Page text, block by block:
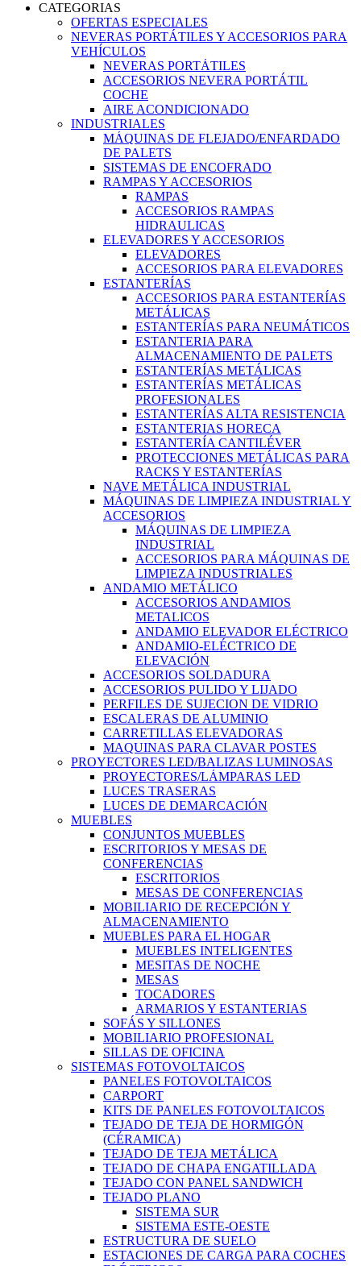
CATEGORIAS
OFERTAS ESPECIALES
NEVERAS PORTÁTILES Y ACCESORIOS PARA
VEHÍCULOS
NEVERAS PORTÁTILES
ACCESORIOS NEVERA PORTÁTIL
COCHE
AIRE ACONDICIONADO
INDUSTRIALES
MÁQUINAS DE FLEJADO/ENFARDADO
DE PALETS
SISTEMAS DE ENCOFRADO
RAMPAS Y ACCESORIOS
RAMPAS
ACCESORIOS RAMPAS
HIDRAULICAS
ELEVADORES Y ACCESORIOS
ELEVADORES
ACCESORIOS PARA ELEVADORES
ESTANTERÍAS
ACCESORIOS PARA ESTANTERÍAS
METÁLICAS
ESTANTERÍAS PARA NEUMÁTICOS
ESTANTERIA PARA
ALMACENAMIENTO DE PALETS
ESTANTERÍAS METÁLICAS
ESTANTERÍAS METÁLICAS
PROFESIONALES
ESTANTERÍAS ALTA RESISTENCIA
ESTANTERIAS HORECA
ESTANTERÍA CANTILÉVER
PROTECCIONES METÁLICAS PARA
RACKS Y ESTANTERÍAS
NAVE METÁLICA INDUSTRIAL
MÁQUINAS DE LIMPIEZA INDUSTRIAL Y
ACCESORIOS
MÁQUINAS DE LIMPIEZA
INDUSTRIAL
ACCESORIOS PARA MÁQUINAS DE
LIMPIEZA INDUSTRIALES
ANDAMIO METÁLICO
ACCESORIOS ANDAMIOS
METALICOS
ANDAMIO ELEVADOR ELÉCTRICO
ANDAMIO-ELÉCTRICO DE
ELEVACIÓN
ACCESORIOS SOLDADURA
ACCESORIOS PULIDO Y LIJADO
PERFILES DE SUJECION DE VIDRIO
ESCALERAS DE ALUMINIO
CARRETILLAS ELEVADORAS
MAQUINAS PARA CLAVAR POSTES
PROYECTORES LED/BALIZAS LUMINOSAS
PROYECTORES/LÁMPARAS LED
LUCES TRASERAS
LUCES DE DEMARCACIÓN
MUEBLES
CONJUNTOS MUEBLES
ESCRITORIOS Y MESAS DE
CONFERENCIAS
ESCRITORIOS
MESAS DE CONFERENCIAS
MOBILIARIO DE RECEPCIÓN Y
ALMACENAMIENTO
MUEBLES PARA EL HOGAR
MUEBLES INTELIGENTES
MESITAS DE NOCHE
MESAS
TOCADORES
ARMARIOS Y ESTANTERIAS
SOFÁS Y SILLONES
MOBILIARIO PROFESIONAL
SILLAS DE OFICINA
SISTEMAS FOTOVOLTAICOS
PANELES FOTOVOLTAICOS
CARPORT
KITS DE PANELES FOTOVOLTAICOS
TEJADO DE TEJA DE HORMIGÓN
(CÉRAMICA)
TEJADO DE TEJA METÁLICA
TEJADO DE CHAPA ENGATILLADA
TEJADO CON PANEL SANDWICH
TEJADO PLANO
SISTEMA SUR
SISTEMA ESTE-OESTE
ESTRUCTURA DE SUELO
ESTACIONES DE CARGA PARA COCHES